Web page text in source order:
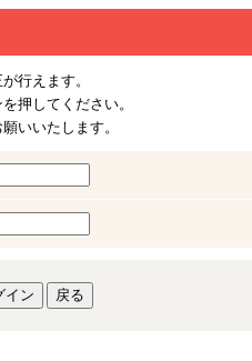
行えます。
押してください。
いいたします。